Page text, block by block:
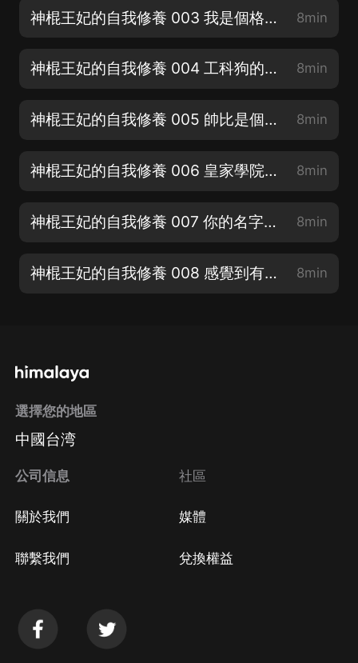
神棍王妃的自我修養 003 我是個格物學者 8min
神棍王妃的自我修養 004 工科狗的特殊技能 8min
神棍王妃的自我修養 005 帥比是個什麼意思 8min
神棍王妃的自我修養 006 皇家學院孫大聖 8min
神棍王妃的自我修養 007 你的名字叫小蠢萌 8min
神棍王妃的自我修養 008 感覺到有點不對勁 8min
選擇您的地區
中國台湾
公司信息
關於我們
聯繫我們
社區
媒體
兌換權益